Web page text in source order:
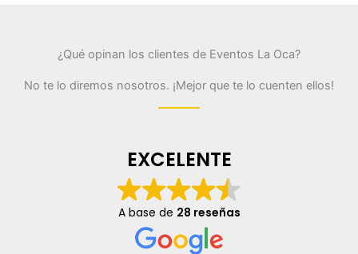
¿Qué opinan los clientes de Eventos La Oca?
No te lo diremos nosotros. ¡Mejor que te lo cuenten ellos!
EXCELENTE
A base de 28 reseñas